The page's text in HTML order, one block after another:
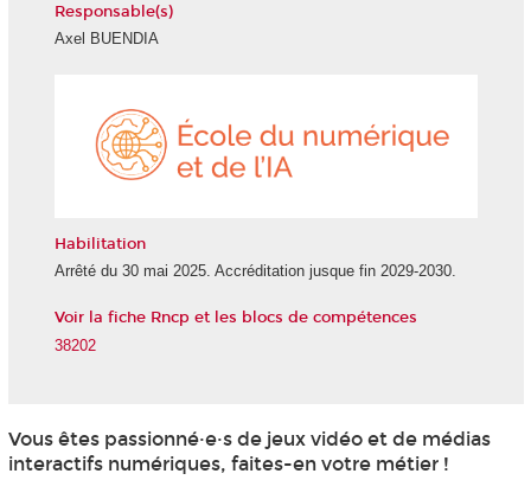
Responsable(s)
Axel BUENDIA
Habilitation
Arrêté du 30 mai 2025. Accréditation jusque fin 2029-2030.
Voir la fiche Rncp et les blocs de compétences
38202
Vous êtes passionné·e·s de jeux vidéo et de médias
interactifs numériques, faites-en votre métier !